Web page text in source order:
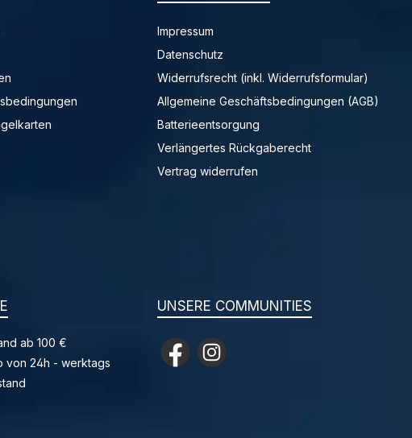
Impressum
Datenschutz
Widerrufsrecht (inkl. Widerrufsformular)
Allgemeine Geschäftsbedingungen (AGB)
Batterieentsorgung
Verlängertes Rückgaberecht
Vertrag widerrufen
ab 100 €
von 24h - werktags
UNSERE COMMUNITIES
FacebookInstagram